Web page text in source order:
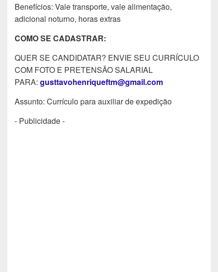
Benefícios: Vale transporte, vale alimentação,
adicional noturno, horas extras
COMO SE CADASTRAR:
QUER SE CANDIDATAR? ENVIE SEU CURRÍCULO
COM FOTO E PRETENSÃO SALARIAL
PARA: gusttavohenriqueftm@gmail.com
Assunto: Currículo para auxiliar de expedição
- Publicidade -